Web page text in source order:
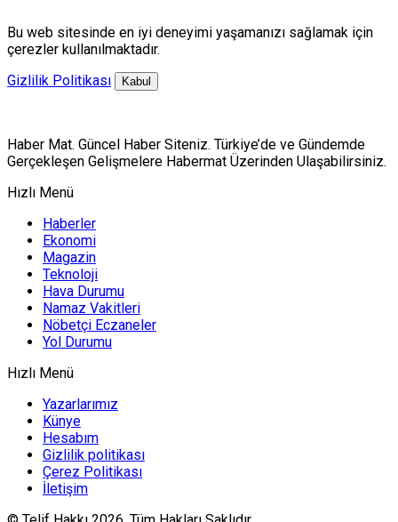
Bu web sitesinde en iyi deneyimi yaşamanızı sağlamak için
çerezler kullanılmaktadır.
Gizlilik Politikası
Kabul
Haber Mat. Güncel Haber Siteniz. Türkiye’de ve Gündemde
Gerçekleşen Gelişmelere Habermat Üzerinden Ulaşabilirsiniz.
Hızlı Menü
Haberler
Ekonomi
Magazin
Teknoloji
Hava Durumu
Namaz Vakitleri
Nöbetçi Eczaneler
Yol Durumu
Hızlı Menü
Yazarlarımız
Künye
Hesabım
Gizlilik politikası
Çerez Politikası
İletişim